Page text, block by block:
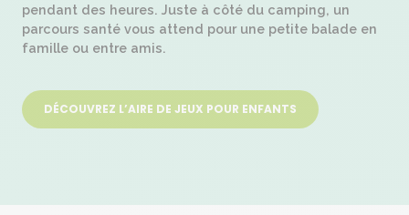
pendant des heures. Juste à côté du camping, un
parcours santé vous attend pour une petite balade en
famille ou entre amis.
DÉCOUVREZ L’AIRE DE JEUX POUR ENFANTS